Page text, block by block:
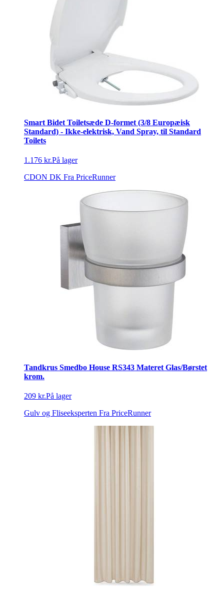
Smart Bidet Toiletsæde D-formet (3/8 Europæisk
Standard) - Ikke-elektrisk, Vand Spray, til Standard
Toilets
1.176 kr.På lager
CDON DK Fra PriceRunner
Tandkrus Smedbo House RS343 Materet Glas/Børstet
krom.
209 kr.På lager
Gulv og Fliseeksperten Fra PriceRunner